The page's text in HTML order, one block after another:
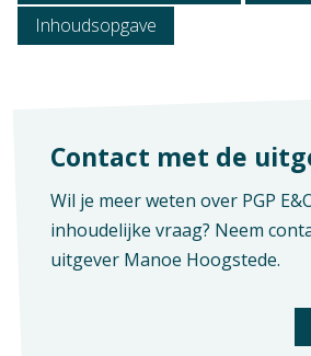
H7 - Activiteit
PO 3 - Maken van
PO 4 - Adviseren
communicatie
PO 5 - Adviseren
verkoopstrategie
PO 7 - Activiteit
Inhoudsopgave
Contact met de
Wil je meer weten over PGP
inhoudelijke vraag? Neem
uitgever Manoe Hoogstede.